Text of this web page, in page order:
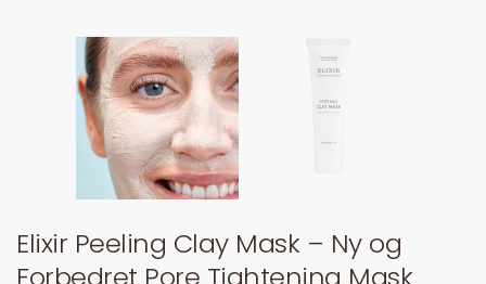
Elixir Peeling Clay Mask – Ny og
Forbedret Pore Tightening Mask